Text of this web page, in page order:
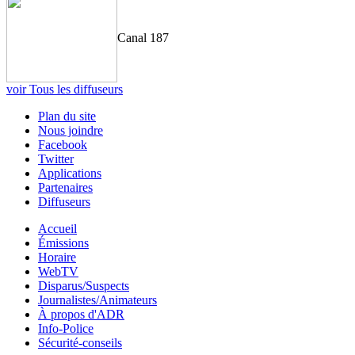
Canal 187
voir Tous les diffuseurs
Plan du site
Nous joindre
Facebook
Twitter
Applications
Partenaires
Diffuseurs
Accueil
Émissions
Horaire
WebTV
Disparus/Suspects
Journalistes/Animateurs
À propos d'ADR
Info-Police
Sécurité-conseils